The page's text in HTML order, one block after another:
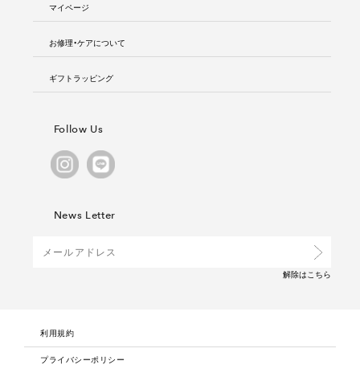
マイページ
お修理・ケアについて
ギフトラッピング
Follow Us
News Letter
解除はこちら
利用規約
プライバシーポリシー